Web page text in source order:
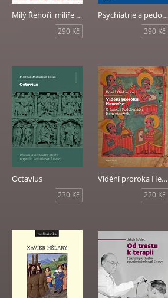
Milý Řehoři, milíře hoří
290 Kč
Psychiatrie a pedopsychiatrie
390 Kč
Octavius
230 Kč
Vidění proroka Henocha
220 Kč